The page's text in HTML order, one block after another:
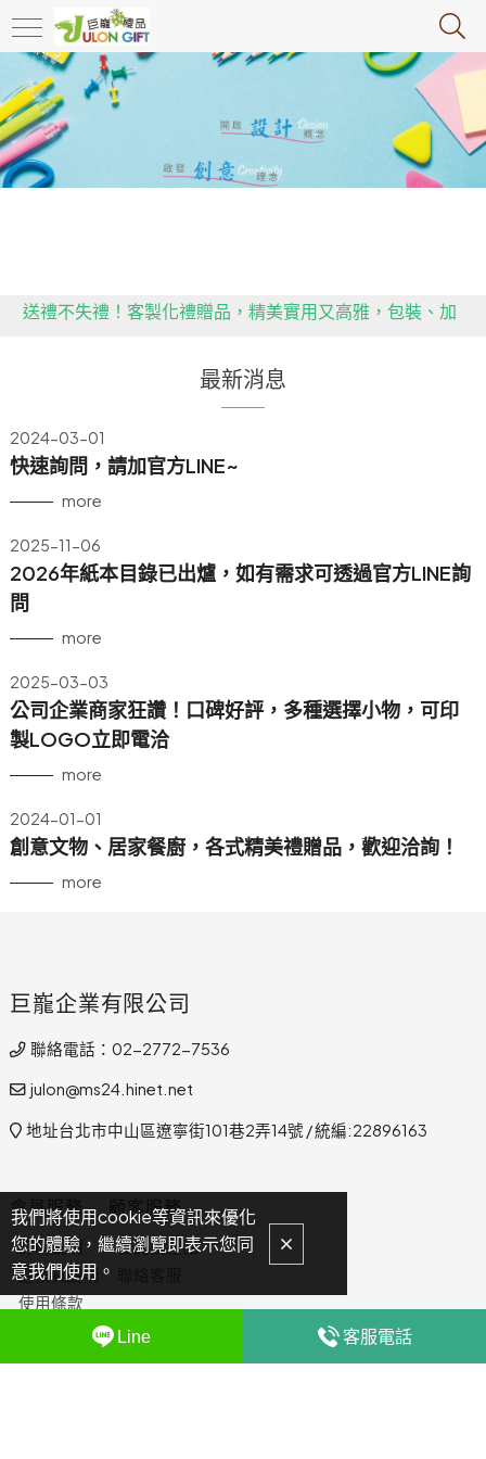
送禮不失禮！客製化禮贈品，精美實用又高雅，包裝、加
用心傳遞祝福，貼心感動有一套！全省企業贈禮合作推
政府推行限塑令，大家快跟上腳步，推動環保，減塑!!!!!
送禮不失禮！客製化禮贈品，精美實用又高雅，包裝、加
薦，多款精緻禮品等你挑！
最新消息
2024-03-01
快速詢問，請加官方LINE~
more
2025-11-06
2026年紙本目錄已出爐，如有需求可透過官方LINE詢
問
more
2025-03-03
公司企業商家狂讚！口碑好評，多種選擇小物，可印
製LOGO立即電洽
more
2024-01-01
創意文物、居家餐廚，各式精美禮贈品，歡迎洽詢！
more
巨巃企業有限公司
聯絡電話：02-2772-7536
julon@ms24.hinet.net
地址台北市中山區遼寧街101巷2弄14號 / 統編:22896163
會員服務
訂購說明
退換貨說明
使用條款
隱私權政策
顧客服務
委託找禮品
Line 客服電話
我們將使用cookie等資訊來優化
您的體驗，繼續瀏覽即表示您同
意我們使用。